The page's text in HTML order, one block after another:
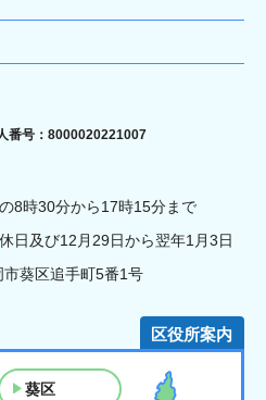
市
番号：8000020221007
8時30分から17時15分まで
日及び12月29日から翌年1月3日
葵区追手町5番1号
区役所案内
葵区